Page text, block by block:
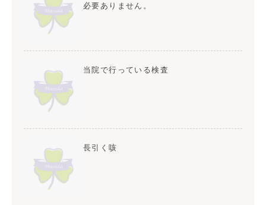
必要ありません。
当院で行っている検査
長引く咳